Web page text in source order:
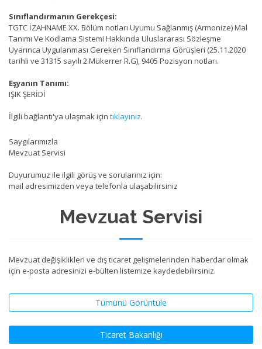
Mevzuat Servisi
Mevzuat değişiklikleri ve dış ticaret gelişmelerinden haberdar olmak
için e-posta adresinizi e-bülten listemize kaydedebilirsiniz.
Tümünü Görüntüle
Ticaret Bakanlığı
Sınıflandırmanın Gerekçesi:
TGTC İZAHNAME XX. Bölüm notları Uyumu Sağlanmış (Armonize) Mal
Tanımı Ve Kodlama Sistemi Hakkında Uluslararası Sözleşme
Uyarınca Uygulanması Gereken Sınıflandırma Görüşleri (25.11.2020
tarihli ve 31315 sayılı 2.Mükerrer R.G), 9405 Pozisyon notları.
Eşyanın Tanımı:
IŞIK ŞERİDİ
İlgili bağlantı'ya ulaşmak için tıklayınız.
Saygılarımızla
Mevzuat Servisi
Duyurumuz ile ilgili görüş ve sorularınız için:
mail adresimizden veya telefonla ulaşabilirsiniz